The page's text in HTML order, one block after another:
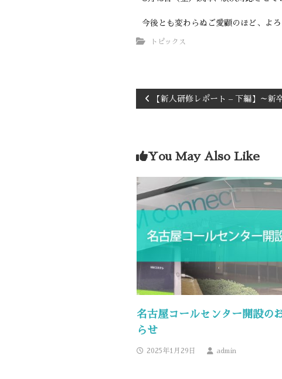
今後とも変わらぬご愛顧のほど、よ
トピックス
【新人研修レポート – 下編】～新
You May Also Like
名古屋コールセンター開設の
らせ
2025年1月29日 admin